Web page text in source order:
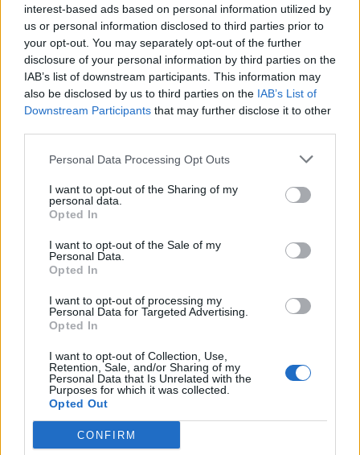
interest-based ads based on personal information utilized by
us or personal information disclosed to third parties prior to
your opt-out. You may separately opt-out of the further
disclosure of your personal information by third parties on the
IAB’s list of downstream participants. This information may
also be disclosed by us to third parties on the IAB’s List of
Downstream Participants that may further disclose it to other
Personal Data Processing Opt Outs
I want to opt-out of the Sharing of my
personal data.
Opted In
I want to opt-out of the Sale of my
Personal Data.
Opted In
I want to opt-out of processing my
Personal Data for Targeted Advertising.
Opted In
I want to opt-out of Collection, Use,
Retention, Sale, and/or Sharing of my
Personal Data that Is Unrelated with the
Purposes for which it was collected.
Opted Out
CONFIRM
NOTÍCIAS
Design da Ducati Monster vence prémio Red
Dot 2026
A Ducati volta a destacar-se no panorama internacional do
design. A nova Monster recebeu o Red Dot Design Award...